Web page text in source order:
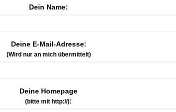
Dein Name:
Deine E-Mail-Adresse:
(Wird nur an mich übermittelt)
Deine Homepage
(bitte mit http://):